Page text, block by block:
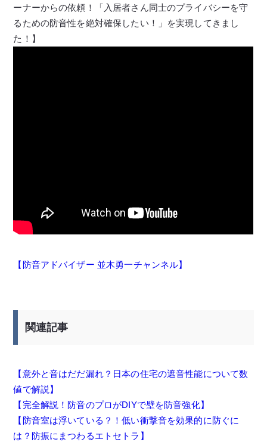
ーナーからの依頼！「入居者さん同士のプライバシーを守
るための防音性を絶対確保したい！」を実現してきまし
た！】
【防音アドバイザー 並木勇一チャンネル】
関連記事
【意外と音はだだ漏れ？日本の住宅の遮音性能について数
値で解説】
【完全解説！防音のプロがDIYで壁を防音強化】
【防音室は浮いている？！低い衝撃音を効果的に防ぐに
は？防振にまつわるエトセトラ】